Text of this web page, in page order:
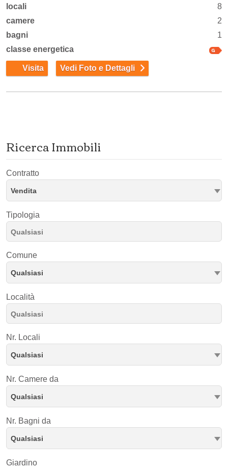
locali
8
camere
2
bagni
1
classe energetica
Visita Vedi Foto e Dettagli
Ricerca Immobili
Contratto
Vendita
Tipologia
Comune
Qualsiasi
Località
Nr. Locali
Qualsiasi
Nr. Camere da
Qualsiasi
Nr. Bagni da
Qualsiasi
Giardino